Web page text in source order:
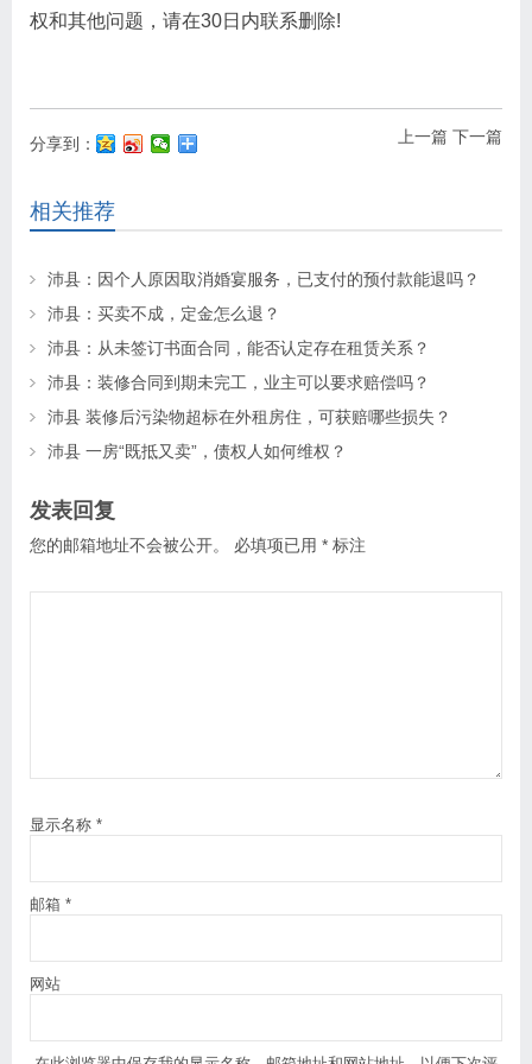
权和其他问题，请在30日内联系删除!
上一篇 下一篇
分享到：
相关推荐
沛县：因个人原因取消婚宴服务，已支付的预付款能退吗？
沛县：买卖不成，定金怎么退？
沛县：从未签订书面合同，能否认定存在租赁关系？
沛县：装修合同到期未完工，业主可以要求赔偿吗？
沛县 装修后污染物超标在外租房住，可获赔哪些损失？
沛县 一房“既抵又卖”，债权人如何维权？
发表回复
您的邮箱地址不会被公开。 必填项已用 * 标注
显示名称 *
邮箱 *
网站